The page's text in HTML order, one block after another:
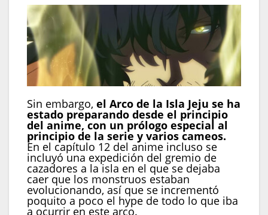
Sin embargo, el Arco de la Isla Jeju se ha
estado preparando desde el principio
del anime, con un prólogo especial al
principio de la serie y varios cameos.
En el capítulo 12 del anime incluso se
incluyó una expedición del gremio de
cazadores a la isla en el que se dejaba
caer que los monstruos estaban
evolucionando, así que se incrementó
poquito a poco el hype de todo lo que iba
a ocurrir en este arco.